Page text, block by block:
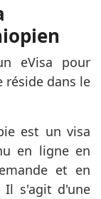
eVisa pour
réside dans le
est un visa
en ligne en
et en
Il s'agit d'une